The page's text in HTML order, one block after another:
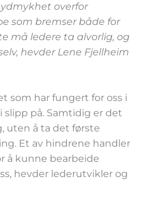
overfor
som bremser både for
må ledere ta alvorlig, og
hevder Lene Fjellheim
som har fungert for oss i
slipp på. Samtidig er det
uten å ta det første
Et av hindrene handler
å kunne bearbeide
hevder lederutvikler og